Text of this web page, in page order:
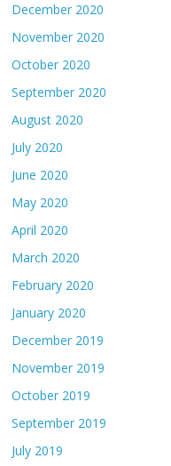
December 2020
November 2020
October 2020
September 2020
August 2020
July 2020
June 2020
May 2020
April 2020
March 2020
February 2020
January 2020
December 2019
November 2019
October 2019
September 2019
July 2019